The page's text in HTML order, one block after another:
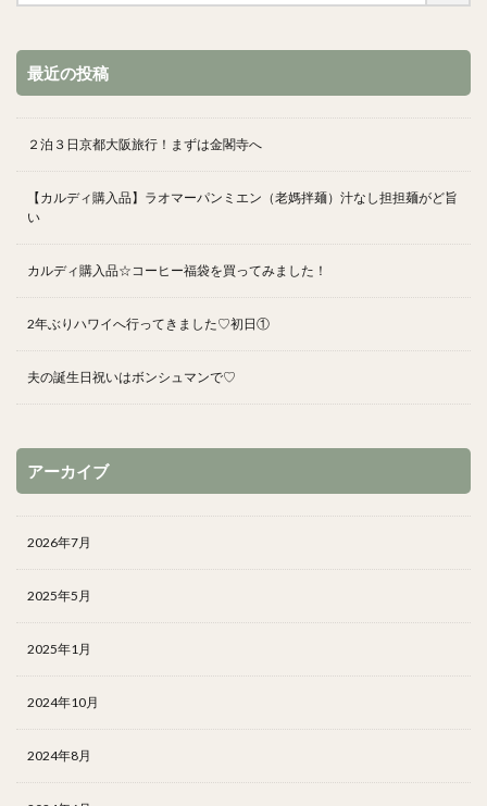
最近の投稿
２泊３日京都大阪旅行！まずは金閣寺へ
【カルディ購入品】ラオマーパンミエン（老媽拌麺）汁なし担担麺がど旨
い
カルディ購入品☆コーヒー福袋を買ってみました！
2年ぶりハワイへ行ってきました♡初日①
夫の誕生日祝いはボンシュマンで♡
アーカイブ
2026年7月
2025年5月
2025年1月
2024年10月
2024年8月